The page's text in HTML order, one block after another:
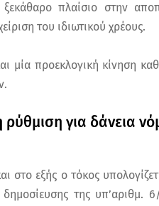
πλαίσιο στην
του ιδιωτικού χρέους.
μία προεκλογική κίνηση
ρύθμιση για δάνεια
στο εξής ο τόκος
της υπ’αριθμ.